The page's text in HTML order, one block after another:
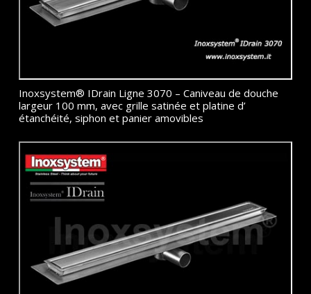
Inoxsystem® IDrain Ligne 3070 – Caniveau de douche
largeur 100 mm, avec grille satinée et platine d’
étanchéité, siphon et panier amovibles